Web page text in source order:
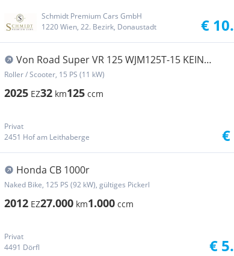
Schmidt Premium Cars GmbH
1220 Wien, 22. Bezirk, Donaustadt
€
Von Road Super VR 125 WJM125T-15 KEIN
TYPENSCHEIN
Roller / Scooter, 15 PS (11 kW)
2025 EZ32 km125 ccm
Privat
2451 Hof am Leithaberge
€
Honda CB 1000r
Naked Bike, 125 PS (92 kW), gültiges Pickerl
2012 EZ27.000 km1.000 ccm
Privat
4491 Dörfl
€